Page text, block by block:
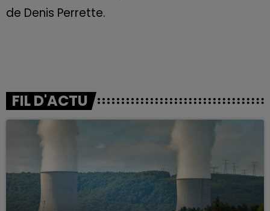
de Denis Perrette.
FIL D'ACTU